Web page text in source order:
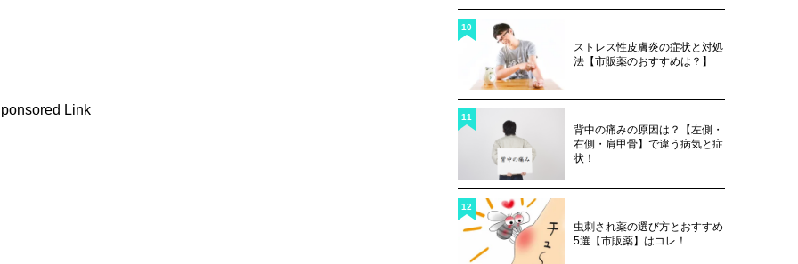
Link
ストレス性皮膚炎の症状と対処
法【市販薬のおすすめは？】
10
背中の痛みの原因は？【左側・
右側・肩甲骨】で違う病気と症
状！
11
虫刺され薬の選び方とおすすめ
5選【市販薬】はコレ！
12